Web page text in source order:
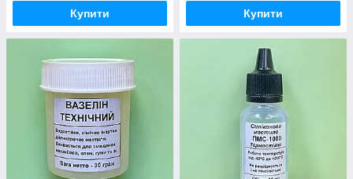
Купити Купити